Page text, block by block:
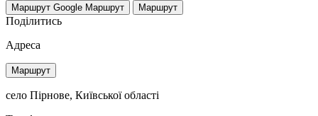
Маршрут Google Маршрут Маршрут
Поділитись
Адреса
Маршрут
село Пірнове, Київської області